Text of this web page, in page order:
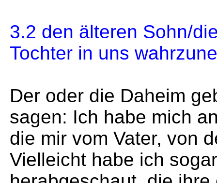
3.2 den älteren Sohn/
Tochter in uns
Der oder die Daheim
sagen: Ich habe mich
die mir vom Vater, von
Vielleicht habe ich